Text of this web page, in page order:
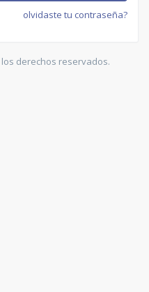
olvidaste tu contraseña?
los derechos reservados.